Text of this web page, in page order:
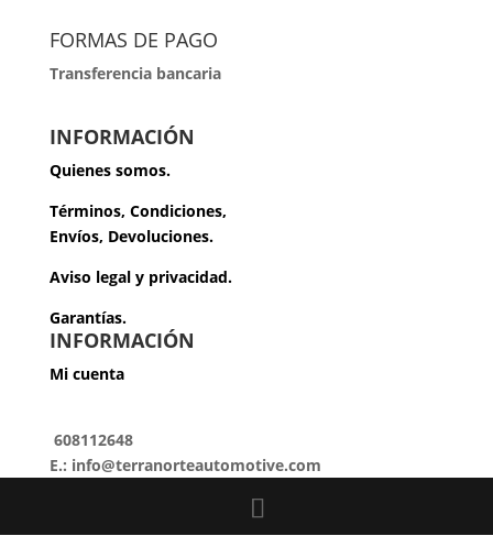
FORMAS DE PAGO
Transferencia bancaria
INFORMACIÓN
Quienes somos.
Términos, Condiciones,
Envíos, Devoluciones.
Aviso legal y privacidad.
Garantías.
INFORMACIÓN
Mi cuenta
608112648
E.: info@terranorteautomotive.com